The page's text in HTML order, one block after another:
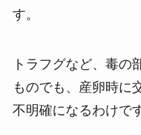
す。
トラフグなど、毒の
ものでも、産卵時に
不明確になるわけで